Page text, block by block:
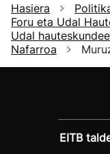
Hasiera
Foru eta Udal
Udal
Nafarroa
EITB